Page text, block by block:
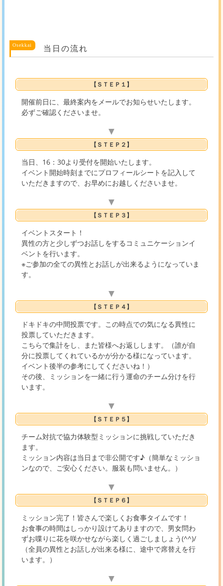
当日の流れ
【ＳＴＥＰ１】
開催前日に、最終案内をメールでお知らせいたします。
必ずご確認くださいませ。
▼
【ＳＴＥＰ２】
当日、16：30より受付を開始いたします。
イベント開始時刻までにプロフィールシートを記入して
いただきますので、お早めにお越しくださいませ。
▼
【ＳＴＥＰ３】
イベントスタート！
異性の方と少しずつお話しをするコミュニケーションイ
ベントを行います。
※ご参加の全ての異性とお話しが出来るようになっていま
す。
▼
【ＳＴＥＰ４】
ドキドキの中間投票です。この時点での気になる異性に
投票していただきます。
こちらで集計をし、また皆様へお返しします。（誰が自
分に投票してくれているかが分かる様になっています。
イベント後半の参考にしてくださいね！）
その後、ミッションを一緒に行う運命のチーム分けを行
います。
▼
【ＳＴＥＰ５】
チーム対抗で協力体験型ミッションに挑戦していただき
ます。
ミッション内容は当日まで非公開です♪（簡単なミッショ
ンなので、ご安心ください。服装も問いません。）
▼
【ＳＴＥＰ６】
ミッション完了！皆さんで楽しくお食事タイムです！
お食事の時間はしっかり設けてありますので、男女問わ
ずお喋りに花を咲かせながら楽しく過ごしましょう(^^)/
（全員の異性とお話しが出来る様に、途中で席替えを行
います。）
▼